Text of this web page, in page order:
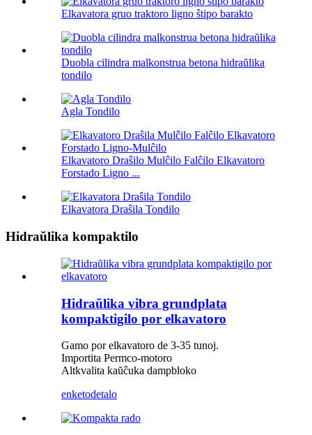
Elkavatora gruo traktoro ligno ŝtipo barakto
Duobla cilindra malkonstrua betona hidraŭlika
tondilo
Agla Tondilo
Elkavatoro Draŝilo Mulĉilo Falĉilo Elkavatoro
Forstado Ligno ...
Elkavatora Draŝila Tondilo
Hidraŭlika kompaktilo
Hidraŭlika vibra grundplata
kompaktigilo por elkavatoro
Gamo por elkavatoro de 3-35 tunoj.
Importita Permco-motoro
Altkvalita kaŭĉuka dampbloko
enketodetalo